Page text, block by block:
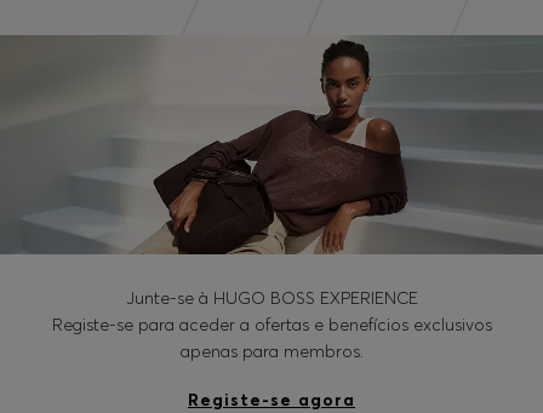
Junte-se à HUGO BOSS EXPERIENCE
Registe-se para aceder a ofertas e benefícios exclusivos
apenas para membros.
Registe-se agora